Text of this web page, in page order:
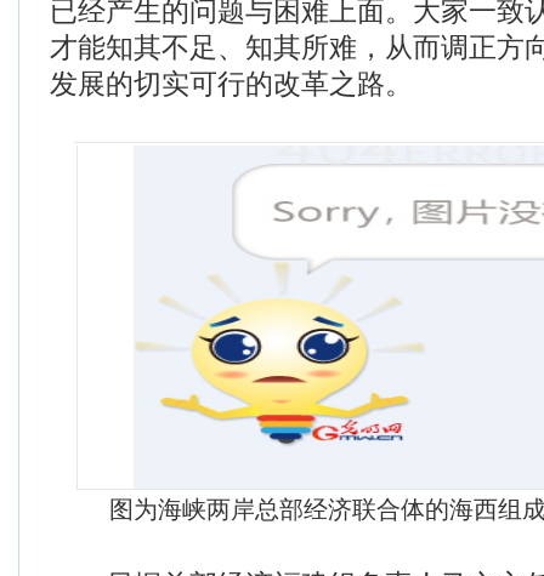
已经产生的问题与困难上面。大家一致
才能知其不足、知其所难，从而调正方
发展的切实可行的改革之路。
图为海峡两岸总部经济联合体的海西组成